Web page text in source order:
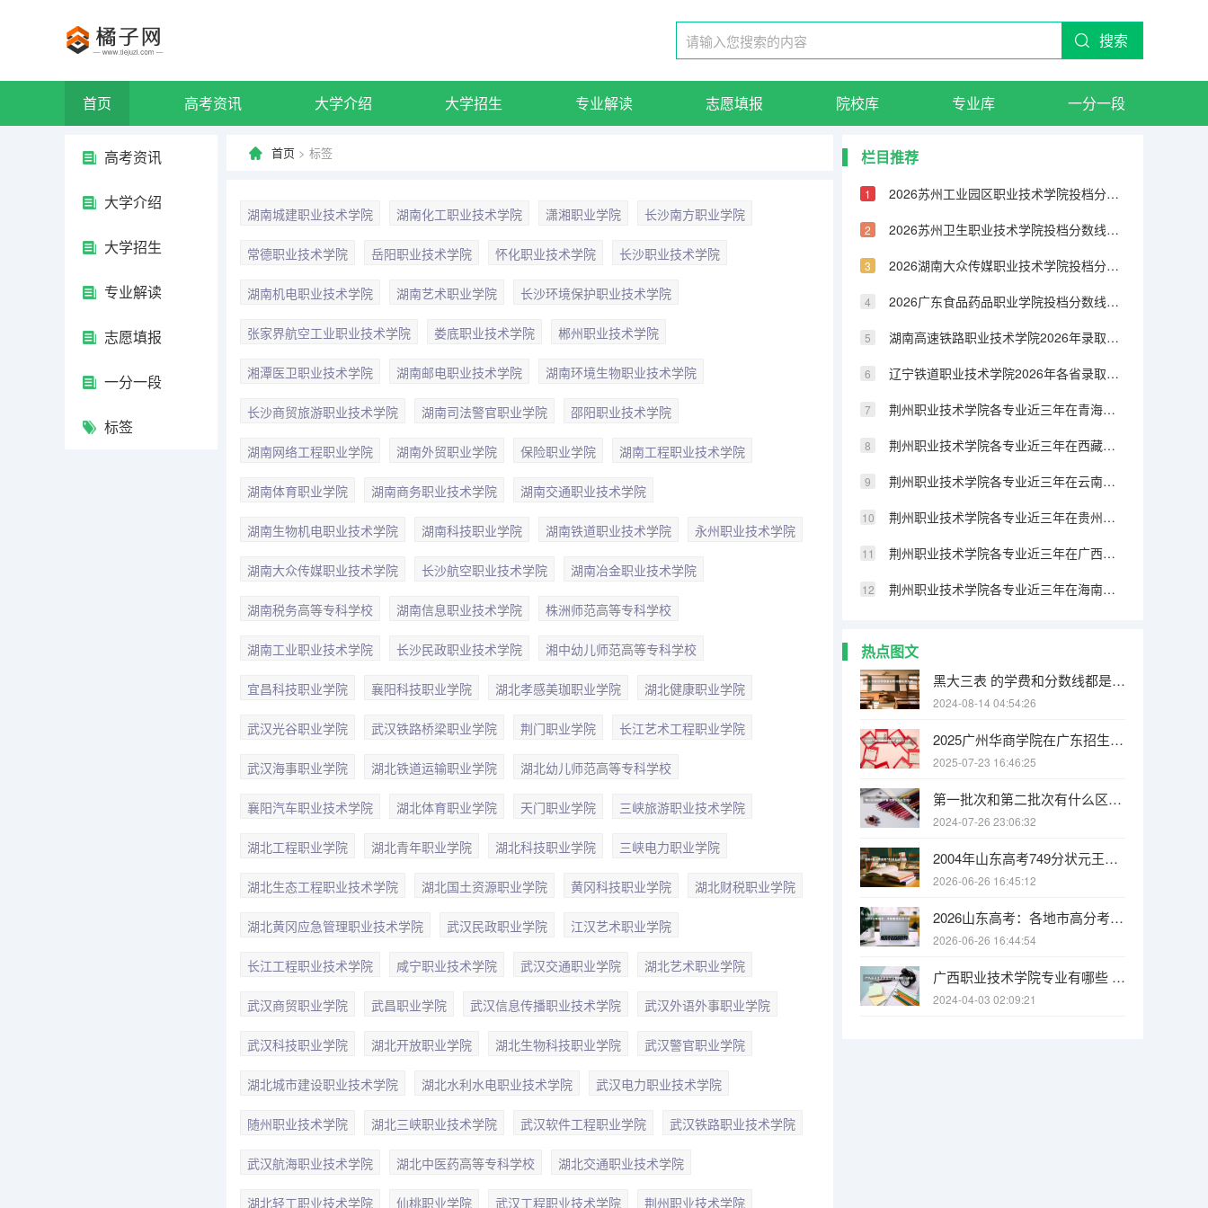
搜索
首页 高考资讯 大学介绍 大学招生 专业解读 志愿填报 院校库 专业库 一分一段
高考资讯
大学介绍
大学招生
专业解读
志愿填报
一分一段
标签
首页 > 标签
湖南城建职业技术学院 湖南化工职业技术学院 潇湘职业学院 长沙南方职业学院
常德职业技术学院 岳阳职业技术学院 怀化职业技术学院 长沙职业技术学院
湖南机电职业技术学院 湖南艺术职业学院 长沙环境保护职业技术学院
张家界航空工业职业技术学院 娄底职业技术学院 郴州职业技术学院
湘潭医卫职业技术学院 湖南邮电职业技术学院 湖南环境生物职业技术学院
长沙商贸旅游职业技术学院 湖南司法警官职业学院 邵阳职业技术学院
湖南网络工程职业学院 湖南外贸职业学院 保险职业学院 湖南工程职业技术学院
湖南体育职业学院 湖南商务职业技术学院 湖南交通职业技术学院
湖南生物机电职业技术学院 湖南科技职业学院 湖南铁道职业技术学院 永州职业技术学院
湖南大众传媒职业技术学院 长沙航空职业技术学院 湖南冶金职业技术学院
湖南税务高等专科学校 湖南信息职业技术学院 株洲师范高等专科学校
湖南工业职业技术学院 长沙民政职业技术学院 湘中幼儿师范高等专科学校
宜昌科技职业学院 襄阳科技职业学院 湖北孝感美珈职业学院 湖北健康职业学院
武汉光谷职业学院 武汉铁路桥梁职业学院 荆门职业学院 长江艺术工程职业学院
武汉海事职业学院 湖北铁道运输职业学院 湖北幼儿师范高等专科学校
襄阳汽车职业技术学院 湖北体育职业学院 天门职业学院 三峡旅游职业技术学院
湖北工程职业学院 湖北青年职业学院 湖北科技职业学院 三峡电力职业学院
湖北生态工程职业技术学院 湖北国土资源职业学院 黄冈科技职业学院 湖北财税职业学院
湖北黄冈应急管理职业技术学院 武汉民政职业学院 江汉艺术职业学院
长江工程职业技术学院 咸宁职业技术学院 武汉交通职业学院 湖北艺术职业学院
武汉商贸职业学院 武昌职业学院 武汉信息传播职业技术学院 武汉外语外事职业学院
武汉科技职业学院 湖北开放职业学院 湖北生物科技职业学院 武汉警官职业学院
湖北城市建设职业技术学院 湖北水利水电职业技术学院 武汉电力职业技术学院
随州职业技术学院 湖北三峡职业技术学院 武汉软件工程职业学院 武汉铁路职业技术学院
武汉航海职业技术学院 湖北中医药高等专科学校 湖北交通职业技术学院
湖北轻工职业技术学院 仙桃职业学院 武汉工程职业技术学院 荆州职业技术学院
栏目推荐
2026苏州工业园区职业技术学院投档分数线汇总：录取分数、报到与就业数据
2026苏州卫生职业技术学院投档分数线汇总：录取分数、报到与就业数据
2026湖南大众传媒职业技术学院投档分数线汇总：录取分数、报到与就业数据
2026广东食品药品职业学院投档分数线汇总：录取分数、报到与就业数据
湖南高速铁路职业技术学院2026年录取分数盘点：宿舍、费用、就业与FAQ
辽宁铁道职业技术学院2026年各省录取分数：报到手续、费用与就业数据
荆州职业技术学院各专业近三年在青海招生人数 学费多少钱
荆州职业技术学院各专业近三年在西藏招生人数 学费多少钱
荆州职业技术学院各专业近三年在云南招生人数 学费多少钱
荆州职业技术学院各专业近三年在贵州招生人数 学费多少钱
荆州职业技术学院各专业近三年在广西招生人数 学费多少钱
荆州职业技术学院各专业近三年在海南招生人数 学费多少钱
热点图文
黑大三表 的学费和分数线都是多少哇 要08的 谢了
2024-08-14 04:54:26
2025广州华商学院在广东招生计划人数一览表
2025-07-23 16:46:25
第一批次和第二批次有什么区别吗？
2024-07-26 23:06:32
2004年山东高考749分状元王端鹏，差1分满分的传奇至今难破
2026-06-26 16:45:12
2026山东高考：各地市高分考生盘点，青岛领跑全省
2026-06-26 16:44:54
广西职业技术学院专业有哪些 （录取分数线）
2024-04-03 02:09:21